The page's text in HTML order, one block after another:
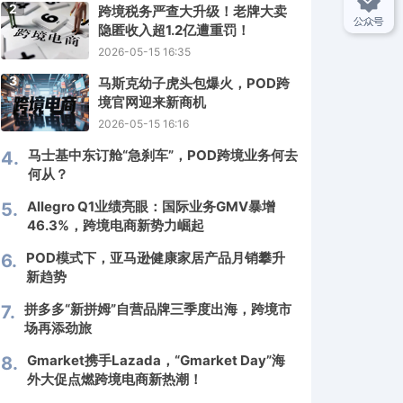
2
跨境税务严查大升级！老牌大卖
隐匿收入超1.2亿遭重罚！
2026-05-15 16:35
3
马斯克幼子虎头包爆火，POD跨
境官网迎来新商机
2026-05-15 16:16
4. 马士基中东订舱“急刹车”，POD跨境业务何去
何从？
5. Allegro Q1业绩亮眼：国际业务GMV暴增
46.3%，跨境电商新势力崛起
6.
POD模式下，亚马逊健康家居产品月销攀升
新趋势
7. 拼多多“新拼姆”自营品牌三季度出海，跨境市
场再添劲旅
8. Gmarket携手Lazada，“Gmarket Day”海
外大促点燃跨境电商新热潮！